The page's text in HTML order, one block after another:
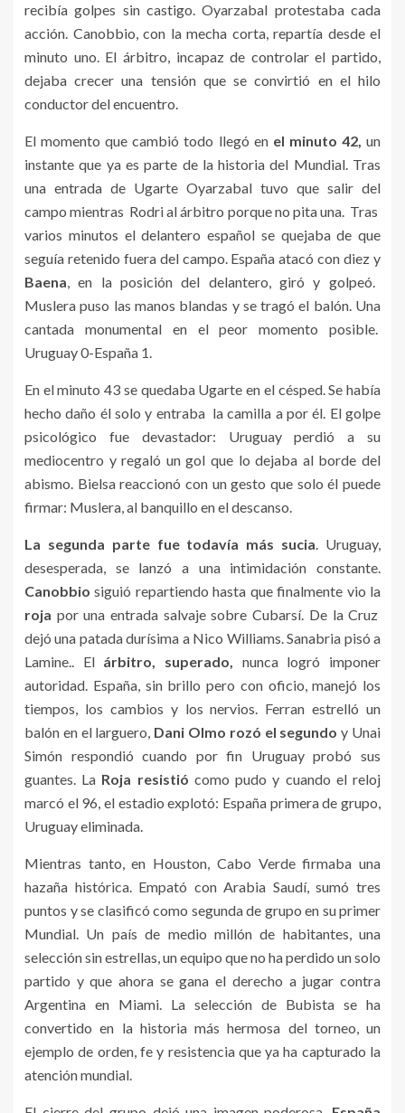
recibía golpes sin castigo. Oyarzabal protestaba cada
acción. Canobbio, con la mecha corta, repartía desde el
minuto uno. El árbitro, incapaz de controlar el partido,
dejaba crecer una tensión que se convirtió en el hilo
conductor del encuentro.
El momento que cambió todo llegó enel minuto 42, un
instante que ya es parte de la historia del Mundial. Tras
una entrada de Ugarte Oyarzabal tuvo que salir del
campo mientras Rodri al árbitro porque no pita una. Tras
varios minutos el delantero español se quejaba de que
seguía retenido fuera del campo. España atacó con diez y
Baena, en la posición del delantero, giró y golpeó.
Muslera puso las manos blandas y se tragó el balón. Una
cantada monumental en el peor momento posible.
Uruguay 0-España 1.
En el minuto 43 se quedaba Ugarte en el césped. Se había
hecho daño él solo y entraba la camilla a por él. El golpe
psicológico fue devastador: Uruguay perdió a su
mediocentro y regaló un gol que lo dejaba al borde del
abismo. Bielsa reaccionó con un gesto que solo él puede
firmar: Muslera, al banquillo en el descanso.
La segunda parte fue todavía más sucia. Uruguay,
desesperada, se lanzó a una intimidación constante.
Canobbio siguió repartiendo hasta que finalmente vio la
roja por una entrada salvaje sobre Cubarsí. De la Cruz
dejó una patada durísima a Nico Williams. Sanabria pisó a
Lamine.. El árbitro, superado, nunca logró imponer
autoridad. España, sin brillo pero con oficio, manejó los
tiempos, los cambios y los nervios. Ferran estrelló un
balón en el larguero, Dani Olmo rozó el segundo y Unai
Simón respondió cuando por fin Uruguay probó sus
guantes. La Roja resistió como pudo y cuando el reloj
marcó el 96, el estadio explotó: España primera de grupo,
Uruguay eliminada.
Mientras tanto, en Houston, Cabo Verde firmaba una
hazaña histórica. Empató con Arabia Saudí, sumó tres
puntos y se clasificó como segunda de grupo en su primer
Mundial. Un país de medio millón de habitantes, una
selección sin estrellas, un equipo que no ha perdido un solo
partido y que ahora se gana el derecho a jugar contra
Argentina en Miami. La selección de Bubista se ha
convertido en la historia más hermosa del torneo, un
ejemplo de orden, fe y resistencia que ya ha capturado la
atención mundial.